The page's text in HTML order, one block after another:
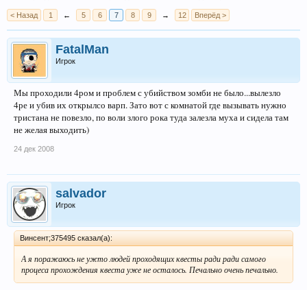
< Назад 1 ← 5 6 7 8 9 → 12 Вперёд >
FatalMan
Игрок
Мы проходили 4ром и проблем с убийством зомби не было...вылезло
4ре и убив их открылсо варп. Зато вот с комнатой где вызывать нужно
тристана не повезло, по воли злого рока туда залезла муха и сидела там
не желая выходить)
24 дек 2008
salvador
Игрок
Винсент;375495 сказал(а):
А я поражаюсь не ужто людей проходящих квесты ради ради самого
процеса прохождения квеста уже не осталось. Печально очень печально.